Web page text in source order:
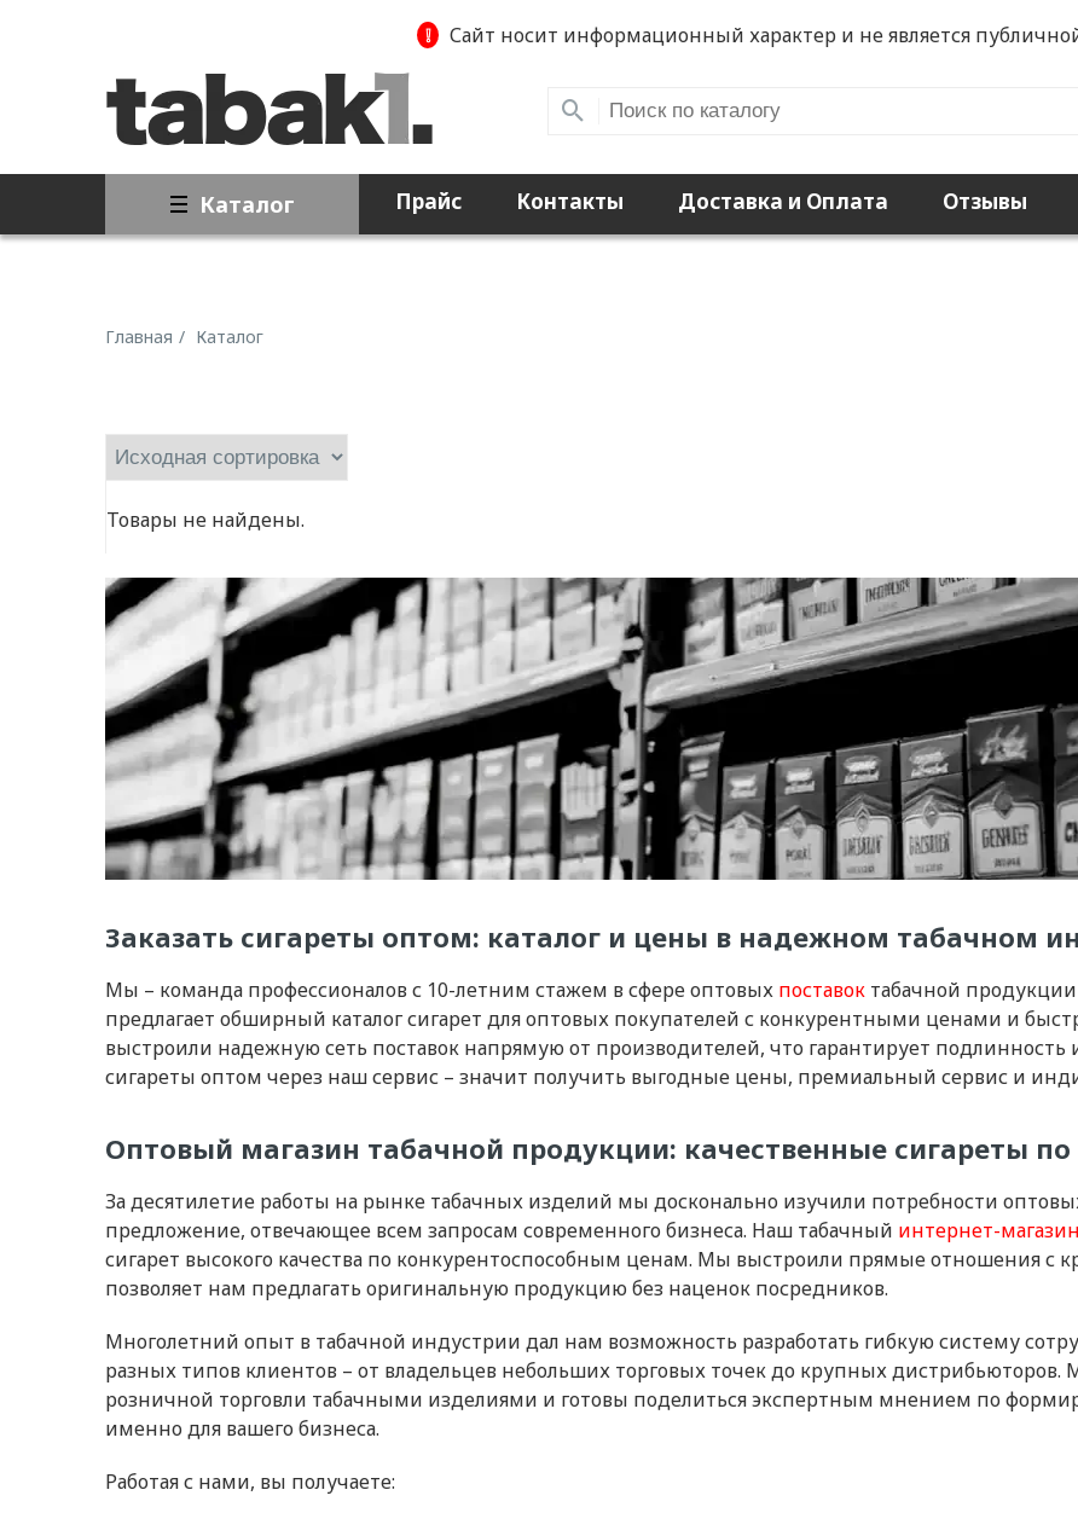
❕ Сайт носит информационный характер и не является
Каталог Прайс Контакты Доставка и Оплата Отзывы
Главная Каталог
Товары не найдены.
Заказать сигареты оптом: каталог и цены в надежном табачном
Мы – команда профессионалов с 10-летним стажем в сфере оптовых поставок табачной
предлагает обширный каталог сигарет для оптовых покупателей с конкурентными ценами и
выстроили надежную сеть поставок напрямую от производителей, что гарантирует подлинность
сигареты оптом через наш сервис – значит получить выгодные цены, премиальный сервис и
Оптовый магазин табачной продукции: качественные сигареты
За десятилетие работы на рынке табачных изделий мы досконально изучили потребности
предложение, отвечающее всем запросам современного бизнеса. Наш табачный интернет-магазин
сигарет высокого качества по конкурентоспособным ценам. Мы выстроили прямые отношения
позволяет нам предлагать оригинальную продукцию без наценок посредников.
Многолетний опыт в табачной индустрии дал нам возможность разработать гибкую систему
разных типов клиентов – от владельцев небольших торговых точек до крупных
розничной торговли табачными изделиями и готовы поделиться экспертным мнением по
именно для вашего бизнеса.
Работая с нами, вы получаете: